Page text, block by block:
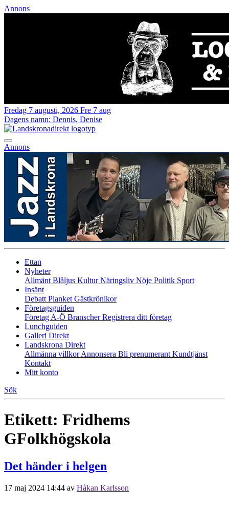
Annons
Fredag 7 augusti, 2026 Fre 7 aug
Dagens namn: Dennis, Denise
Annons
Ettan
Nyheter
Allmänt Blåljus KulturNäringsliv Nöje Politik Sport
Insänt
Debatt Planket Gästkrönikor
Företagsguiden
Företag A-Ö BranscherRegistrera ditt företag
Lunchguiden
Galleri Direkt
Landskrona Direkt
Allmänna villkorAnnonsera Bli prenumerant Kundtjänst
Kontakt
Mitt konto
Sök
Etikett: Fridhems
GFolkhögskola
Det händer i helgen
17 maj 2024 14:44 av Håkan Karlsson